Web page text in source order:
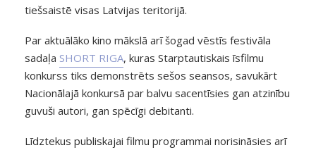
tiešsaistē visas Latvijas teritorijā.
Par aktuālāko kino mākslā arī šogad vēstīs festivāla
sadaļa SHORT RIGA, kuras Starptautiskais īsfilmu
konkurss tiks demonstrēts sešos seansos, savukārt
Nacionālajā konkursā par balvu sacentīsies gan atzinību
guvuši autori, gan spēcīgi debitanti.
Līdztekus publiskajai filmu programmai norisināsies arī